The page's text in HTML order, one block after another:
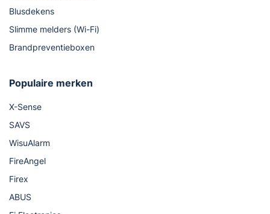
Blusdekens
Slimme melders (Wi-Fi)
Brandpreventieboxen
Populaire merken
X-Sense
SAVS
WisuAlarm
FireAngel
Firex
ABUS